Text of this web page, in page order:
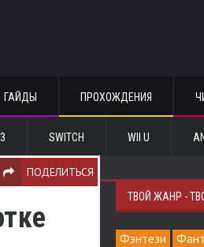
ГАЙДЫ ПРОХОЖДЕНИЯ
SWITCH WII U
ПОДЕЛИТЬСЯ
ТВОЙ ЖАНР -
Фэнтези